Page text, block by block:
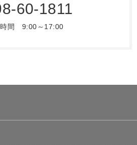
60-1811
時間 9:00～17:00